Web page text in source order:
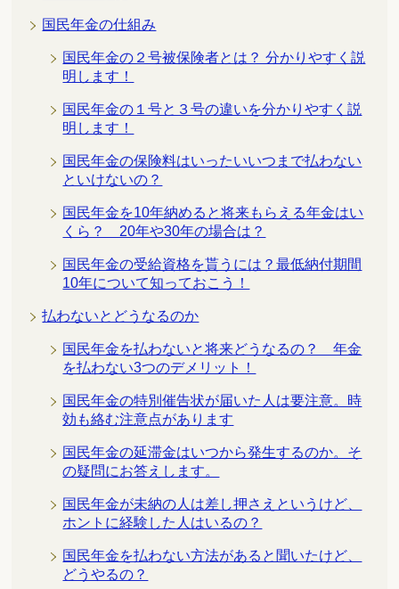
国民年金の仕組み
国民年金の２号被保険者とは？ 分かりやすく説
明します！
国民年金の１号と３号の違いを分かりやすく説
明します！
国民年金の保険料はいったいいつまで払わない
といけないの？
国民年金を10年納めると将来もらえる年金はい
くら？ 20年や30年の場合は？
国民年金の受給資格を貰うには？最低納付期間
10年について知っておこう！
払わないとどうなるのか
国民年金を払わないと将来どうなるの？ 年金
を払わない3つのデメリット！
国民年金の特別催告状が届いた人は要注意。時
効も絡む注意点があります
国民年金の延滞金はいつから発生するのか。そ
の疑問にお答えします。
国民年金が未納の人は差し押さえというけど、
ホントに経験した人はいるの？
国民年金を払わない方法があると聞いたけど、
どうやるの？